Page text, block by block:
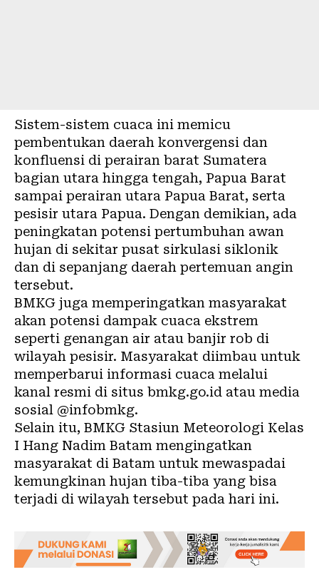
Sistem-sistem cuaca ini memicu
pembentukan daerah konvergensi dan
konfluensi di perairan barat Sumatera
bagian utara hingga tengah, Papua Barat
sampai perairan utara Papua Barat, serta
pesisir utara Papua. Dengan demikian, ada
peningkatan potensi pertumbuhan awan
hujan di sekitar pusat sirkulasi siklonik
dan di sepanjang daerah pertemuan angin
tersebut.
BMKG juga memperingatkan masyarakat
akan potensi dampak cuaca ekstrem
seperti genangan air atau banjir rob di
wilayah pesisir. Masyarakat diimbau untuk
memperbarui informasi cuaca melalui
kanal resmi di situs bmkg.go.id atau media
sosial @infobmkg.
Selain itu, BMKG Stasiun Meteorologi Kelas
I Hang Nadim Batam mengingatkan
masyarakat di Batam untuk mewaspadai
kemungkinan hujan tiba-tiba yang bisa
terjadi di wilayah tersebut pada hari ini.